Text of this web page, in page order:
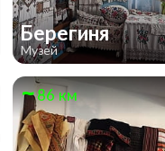
Берегиня
Музей
86 км